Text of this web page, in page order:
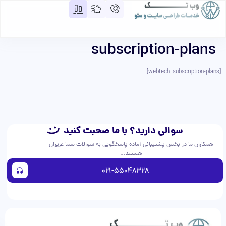
subscription-plans
[webtech_subscription-plans]
سوالی دارید؟ با ما صحبت کنید
همکاران ما در بخش پشتیبانی آماده پاسخگویی به سوالات شما عزیزان
هستند…
021-55048328